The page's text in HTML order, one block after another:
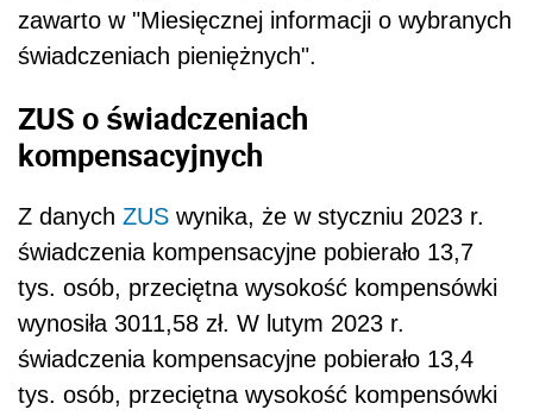
zawarto w "Miesięcznej informacji o wybranych
świadczeniach pieniężnych".
ZUS o świadczeniach
kompensacyjnych
Z danych ZUS wynika, że w styczniu 2023 r.
świadczenia kompensacyjne pobierało 13,7
tys. osób, przeciętna wysokość kompensówki
wynosiła 3011,58 zł. W lutym 2023 r.
świadczenia kompensacyjne pobierało 13,4
tys. osób, przeciętna wysokość kompensówki